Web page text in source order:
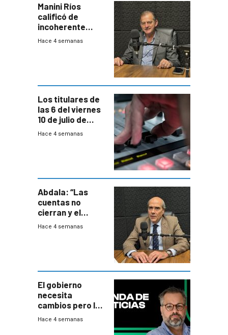
Manini Ríos
calificó de
incoherente
decisión de
Hace 4 semanas
Los titulares de
las 6 del viernes
10 de julio de
2026
Hace 4 semanas
Abdala: “Las
cuentas no
cierran y el
balance del
Hace 4 semanas
El gobierno
necesita
cambios pero los
ministros tienen
Hace 4 semanas